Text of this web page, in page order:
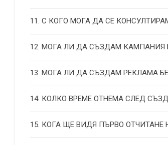
11. С КОГО МОГА ДА СЕ
12. МОГА ЛИ ДА СЪЗДАМ КАМПАНИЯ
13. МОГА ЛИ ДА СЪЗДАМ РЕКЛАМА
14. КОЛКО ВРЕМЕ ОТНЕМА СЛЕД
15. КОГА ЩЕ ВИДЯ ПЪРВО ОТЧИТАНЕ